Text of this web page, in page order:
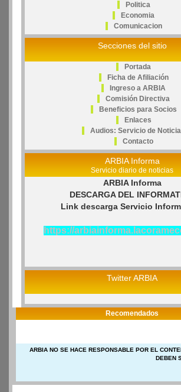
Politica
Economia
Comunicacion
Secciones del sitio
Portada
Ficha de Afiliación
Ingreso a ARBIA
Comisión Directiva
Beneficios para Socios
Enlaces
Audios: Servicio de
Contacto
ARBIA Informa
Servicio diario de noticias
ARBIA Informa
DESCARGA DEL
Link descarga Servicio
https://
Twitter ARBIA
Recomendados
ARBIA NO SE HACE RESPONSABLE POR EL
DEBEN